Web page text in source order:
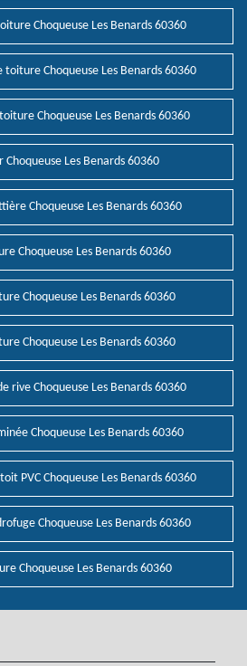
Choqueuse Les Benards 60360
toiture Choqueuse Les Benards 60360
Choqueuse Les Benards 60360
Choqueuse Les Benards 60360
Choqueuse Les Benards 60360
Choqueuse Les Benards 60360
Choqueuse Les Benards 60360
Choqueuse Les Benards 60360
rive Choqueuse Les Benards 60360
Choqueuse Les Benards 60360
PVC Choqueuse Les Benards 60360
Choqueuse Les Benards 60360
Choqueuse Les Benards 60360